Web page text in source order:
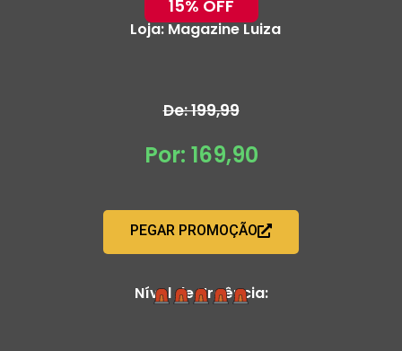
15% OFF
Loja:Magazine Luiza
De: 199,99
Por: 169,90
PEGAR PROMOÇÃO
Nível de Urgência: